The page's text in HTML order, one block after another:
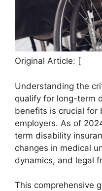
Original Article: [
Understanding the
qualify for long-term
benefits is crucial for
employers. As of
term disability
changes in medical
dynamics, and legal
This comprehensive